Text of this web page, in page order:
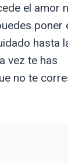
el amor
poner
hasta
vez te has
no te